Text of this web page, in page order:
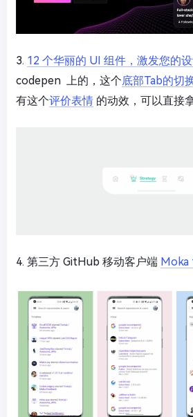
3. 12 个华丽的 UI 组件，激发您的
codepen 上的，这个底部Tab的切
有这个评价表情 的动效，可以直接
4. 第三方 GitHub 移动客户端 Moka